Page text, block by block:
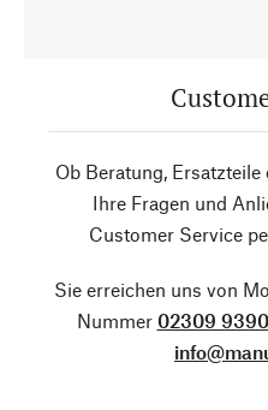
Ob Beratung,
Ihre Fragen und
Customer Service
Sie erreichen uns von
Nummer 02309